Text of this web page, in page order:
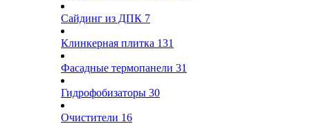
Сайдинг из ДПК 7
Клинкерная плитка 131
Фасадные термопанели 31
Гидрофобизаторы 30
Очистители 16